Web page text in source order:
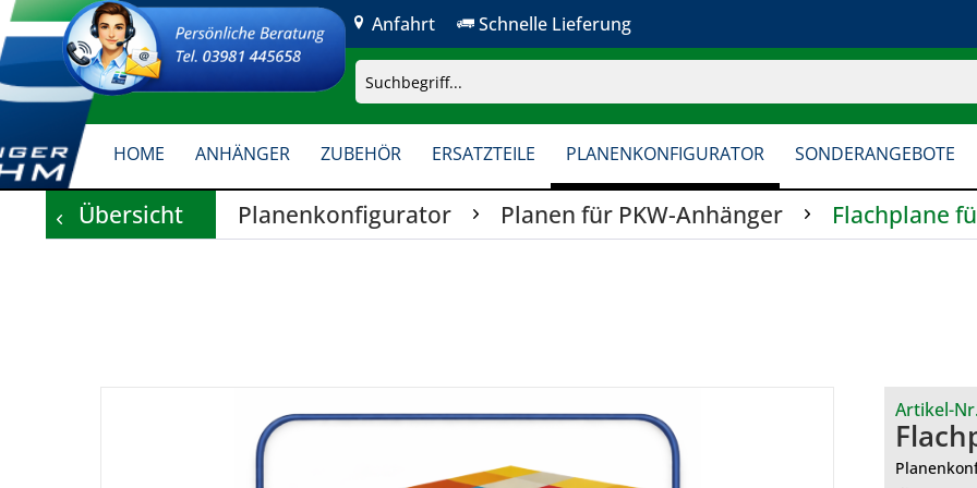
Anfahrt Schnelle Lieferung
HOME ANHÄNGER ZUBEHÖR ERSATZTEILE PLANENKONFIGURATOR SONDERANGEBOTE
Übersicht Planenkonfigurator Planen für PKW-Anhänger Flachplane
Artikel-